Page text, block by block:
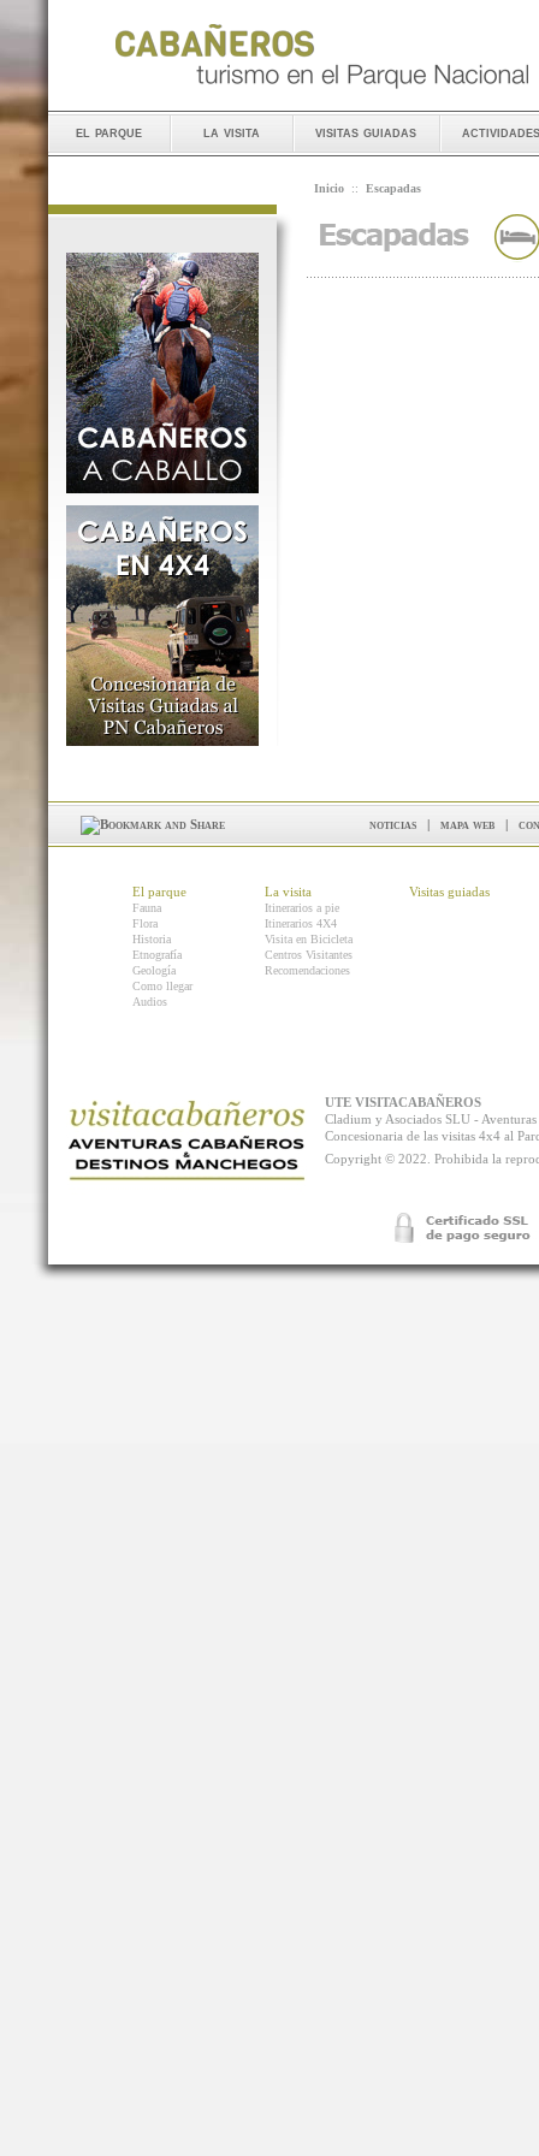
el parque la visita visitas guiadas actividades
Inicio :: Escapadas
noticias | mapa web |
El parque
Fauna
Flora
Historia
Etnografía
Geología
Como llegar
Audios
La visita
Itinerarios a pie
Itinerarios 4X4
Visita en Bicicleta
Centros Visitantes
Recomendaciones
Visitas guiadas
UTE VISITACABAÑEROS
Cladium y Asociados SLU -
Concesionaria de las visitas 4x4 al
Copyright © 2022. Prohibida la